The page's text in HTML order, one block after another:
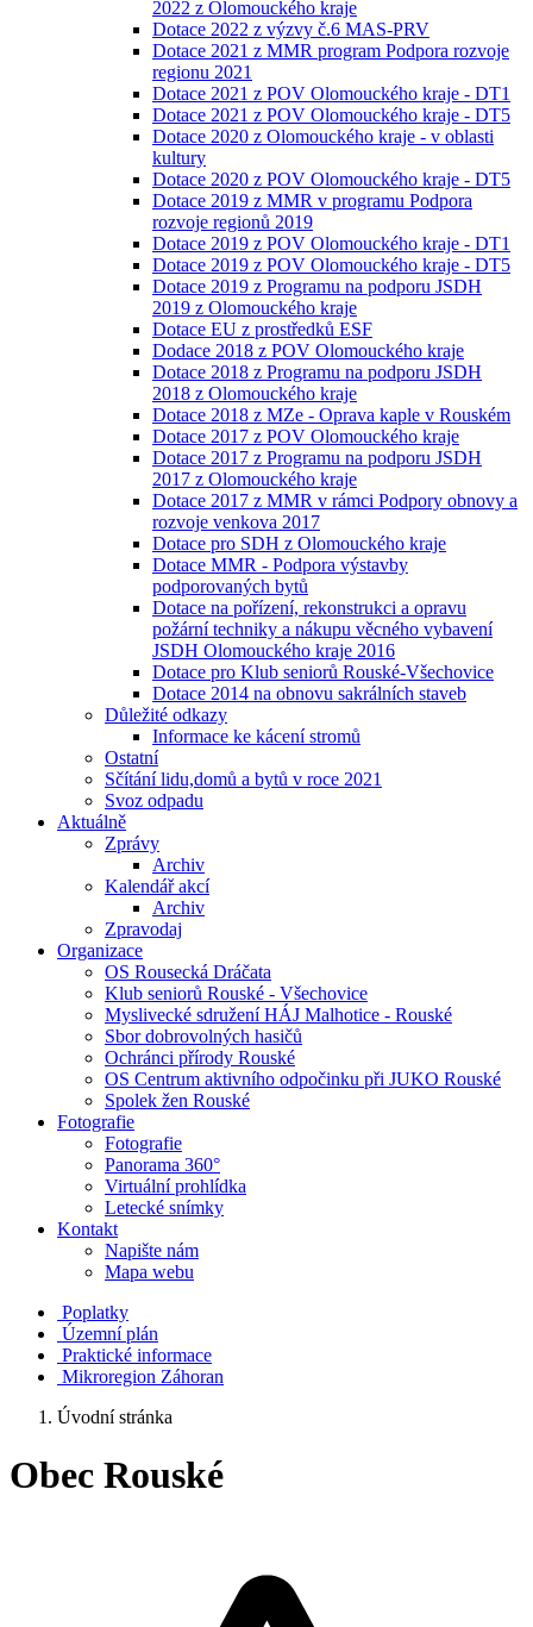
2022 z Olomouckého kraje
Dotace 2022 z výzvy č.6 MAS-PRV
Dotace 2021 z MMR program Podpora rozvoje
regionu 2021
Dotace 2021 z POV Olomouckého kraje - DT1
Dotace 2021 z POV Olomouckého kraje - DT5
Dotace 2020 z Olomouckého kraje - v oblasti
kultury
Dotace 2020 z POV Olomouckého kraje - DT5
Dotace 2019 z MMR v programu Podpora
rozvoje regionů 2019
Dotace 2019 z POV Olomouckého kraje - DT1
Dotace 2019 z POV Olomouckého kraje - DT5
Dotace 2019 z Programu na podporu JSDH
2019 z Olomouckého kraje
Dotace EU z prostředků ESF
Dodace 2018 z POV Olomouckého kraje
Dotace 2018 z Programu na podporu JSDH
2018 z Olomouckého kraje
Dotace 2018 z MZe - Oprava kaple v Rouském
Dotace 2017 z POV Olomouckého kraje
Dotace 2017 z Programu na podporu JSDH
2017 z Olomouckého kraje
Dotace 2017 z MMR v rámci Podpory obnovy a
rozvoje venkova 2017
Dotace pro SDH z Olomouckého kraje
Dotace MMR - Podpora výstavby
podporovaných bytů
Dotace na pořízení, rekonstrukci a opravu
požární techniky a nákupu věcného vybavení
JSDH Olomouckého kraje 2016
Dotace pro Klub seniorů Rouské-Všechovice
Dotace 2014 na obnovu sakrálních staveb
Důležité odkazy
Informace ke kácení stromů
Ostatní
Sčítání lidu,domů a bytů v roce 2021
Svoz odpadu
Aktuálně
Zprávy
Archiv
Kalendář akcí
Archiv
Zpravodaj
Organizace
OS Rousecká Dráčata
Klub seniorů Rouské - Všechovice
Myslivecké sdružení HÁJ Malhotice - Rouské
Sbor dobrovolných hasičů
Ochránci přírody Rouské
OS Centrum aktivního odpočinku při JUKO Rouské
Spolek žen Rouské
Fotografie
Fotografie
Panorama 360°
Virtuální prohlídka
Letecké snímky
Kontakt
Napište nám
Mapa webu
Poplatky
Územní plán
Praktické informace
Mikroregion Záhoran
Úvodní stránka
Obec Rouské